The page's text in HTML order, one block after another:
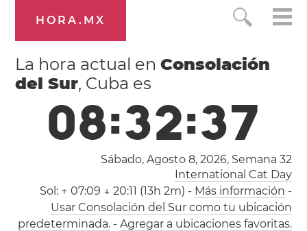
HORA.MX
La hora actual enConsolación
del Sur, Cuba es
08:32:38
Sábado, Agosto 8, 2026, Semana 32
International Cat Day
Sol: ↑ 07:09 ↓ 20:11 (13h 2m) - Más información -
Usar Consolación del Sur como tu ubicación
predeterminada.- Agregar a ubicaciones favoritas.